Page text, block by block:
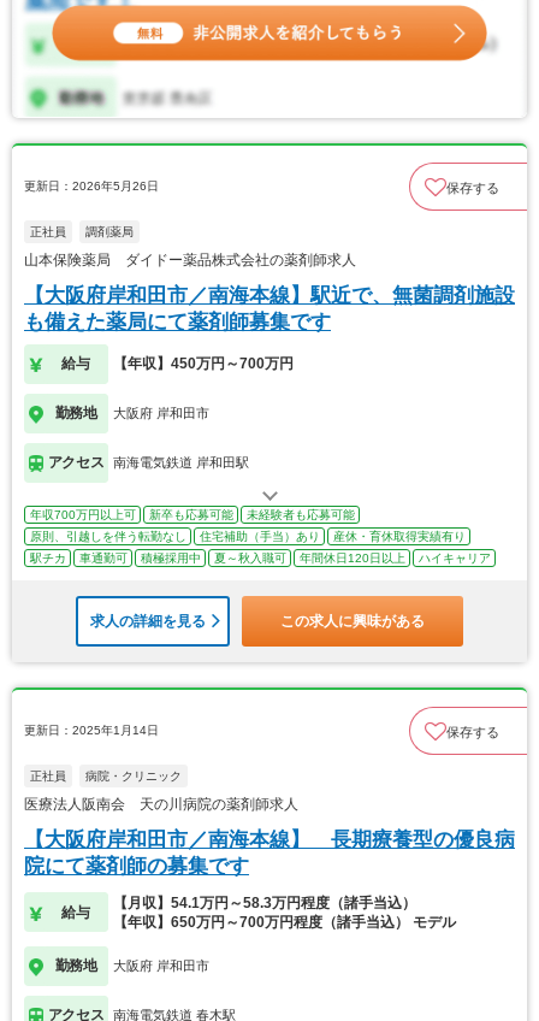
更新日：2026年5月26日 保存する
正社員 調剤薬局
山本保険薬局 ダイドー薬品株式会社の薬剤師求人
【大阪府岸和田市／南海本線】駅近で、無菌調剤施設
も備えた薬局にて薬剤師募集です
給与 【年収】450万円～700万円
勤務地 大阪府 岸和田市
アクセス 南海電気鉄道 岸和田駅
年収700万円以上可 新卒も応募可能
未経験者も応募可能
原則、引越しを伴う転勤なし
住宅補助（手当）あり
産休・育休取得実績有り
駅チカ
車通勤可 積極採用中 夏～秋入職可 年間休日120日以上 ハイキャリア
求人の詳細を見る この求人に興味がある
更新日：2025年1月14日 保存する
正社員 病院・クリニック
医療法人阪南会 天の川病院の薬剤師求人
【大阪府岸和田市／南海本線】 長期療養型の優良病
院にて薬剤師の募集です
給与
【月収】54.1万円～58.3万円程度（諸手当込）
【年収】650万円～700万円程度（諸手当込） モデル
勤務地 大阪府 岸和田市
アクセス 南海電気鉄道 春木駅